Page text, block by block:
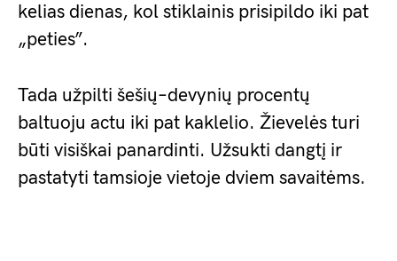
kelias dienas, kol stiklainis prisipildo iki pat
„peties”.
Tada užpilti šešių–devynių procentų
baltuoju actu iki pat kaklelio. Žievelės turi
būti visiškai panardinti. Užsukti dangtį ir
pastatyti tamsioje vietoje dviem savaitėms.